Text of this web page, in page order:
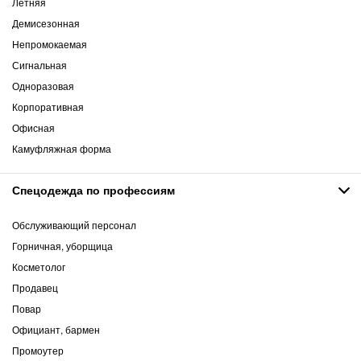
Демисезонная
Непромокаемая
Сигнальная
Одноразовая
Корпоративная
Офисная
Камуфляжная форма
Спецодежда по профессиям
Обслуживающий персонал
Горничная, уборщица
Косметолог
Продавец
Повар
Официант, бармен
Промоутер